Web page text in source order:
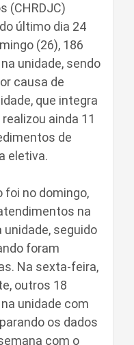
(CHRDJC)
último dia 24
(26), 186
unidade, sendo
causa de
que integra
ainda 11
de
eletiva.
foi no domingo,
na
unidade, seguido
foram
Na sexta-feira,
outros 18
unidade com
os dados
com o